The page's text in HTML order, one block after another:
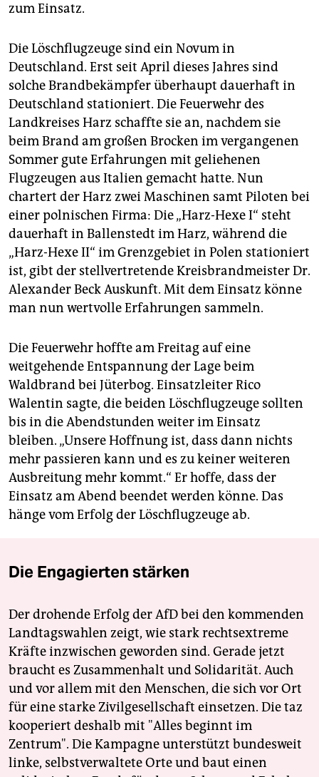
zum Einsatz.
Die Löschflugzeuge sind ein Novum in
Deutschland. Erst seit April dieses Jahres sind
solche Brandbekämpfer überhaupt dauerhaft in
Deutschland stationiert. Die Feuerwehr des
Landkreises Harz schaffte sie an, nachdem sie
beim Brand am großen Brocken im vergangenen
Sommer gute Erfahrungen mit geliehenen
Flugzeugen aus Italien gemacht hatte. Nun
chartert der Harz zwei Maschinen samt Piloten bei
einer polnischen Firma: Die „Harz-Hexe I“ steht
dauerhaft in Ballenstedt im Harz, während die
„Harz-Hexe II“ im Grenzgebiet in Polen stationiert
ist, gibt der stellvertretende Kreisbrandmeister Dr.
Alexander Beck Auskunft. Mit dem Einsatz könne
man nun wertvolle Erfahrungen sammeln.
Die Feuerwehr hoffte am Freitag auf eine
weitgehende Entspannung der Lage beim
Waldbrand bei Jüterbog. Einsatzleiter Rico
Walentin sagte, die beiden Löschflugzeuge sollten
bis in die Abendstunden weiter im Einsatz
bleiben. „Unsere Hoffnung ist, dass dann nichts
mehr passieren kann und es zu keiner weiteren
Ausbreitung mehr kommt.“ Er hoffe, dass der
Einsatz am Abend beendet werden könne. Das
hänge vom Erfolg der Löschflugzeuge ab.
Die Engagierten stärken
Der drohende Erfolg der AfD bei den kommenden
Landtagswahlen zeigt, wie stark rechtsextreme
Kräfte inzwischen geworden sind. Gerade jetzt
braucht es Zusammenhalt und Solidarität. Auch
und vor allem mit den Menschen, die sich vor Ort
für eine starke Zivilgesellschaft einsetzen. Die taz
kooperiert deshalb mit "Alles beginnt im
Zentrum". Die Kampagne unterstützt bundesweit
linke, selbstverwaltete Orte und baut einen